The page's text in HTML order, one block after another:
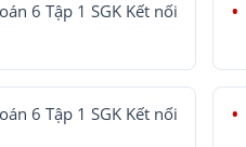
6 Tập 1 SGK Kết nối
6 Tập 1 SGK Kết nối